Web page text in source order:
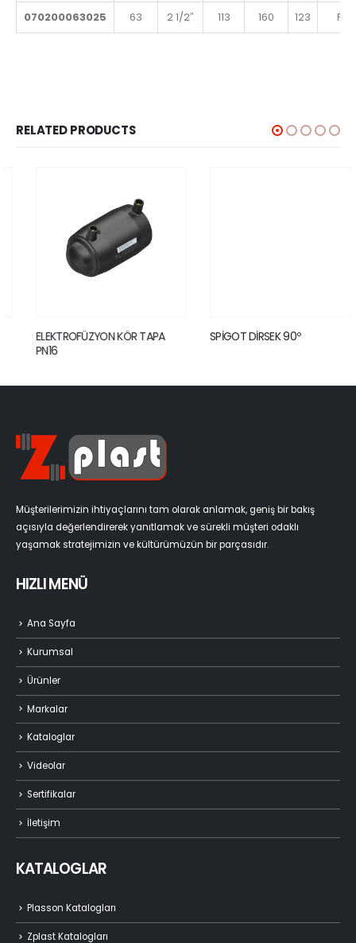
070200063025 63 2 1/2″ 113 160 123 PN
RELATED PRODUCTS
ELEKTROFÜZYON KÖR TAPA
PN16
SPİGOT DİRSEK 90º
Müşterilerimizin ihtiyaçlarını tam olarak anlamak, geniş bir bakış
açısıyla değerlendirerek yanıtlamak ve sürekli müşteri odaklı
yaşamak stratejimizin ve kültürümüzün bir parçasıdır.
HIZLI MENÜ
Ana Sayfa
Kurumsal
Ürünler
Markalar
Kataloglar
Videolar
Sertifikalar
İletişim
KATALOGLAR
Plasson Katalogları
Zplast Katalogları